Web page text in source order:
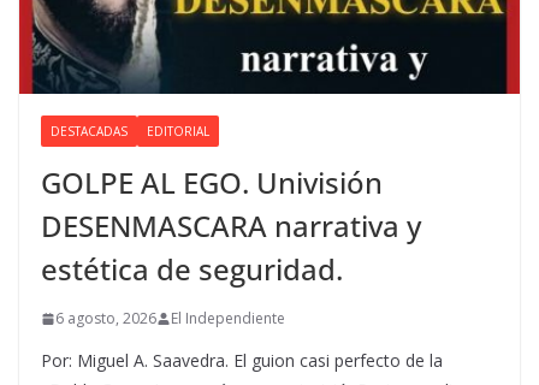
DESTACADAS EDITORIAL
GOLPE AL EGO. Univisión
DESENMASCARA narrativa y
estética de seguridad.
6 agosto, 2026 El Independiente
Por: Miguel A. Saavedra. El guion casi perfecto de la